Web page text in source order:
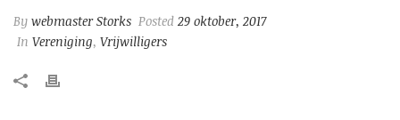
By webmaster Storks Posted 29 oktober, 2017
In Vereniging, Vrijwilligers